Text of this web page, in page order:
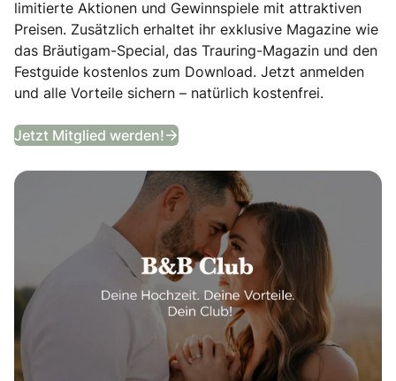
limitierte Aktionen und Gewinnspiele mit attraktiven
Preisen. Zusätzlich erhaltet ihr exklusive Magazine wie
das Bräutigam-Special, das Trauring-Magazin und den
Festguide kostenlos zum Download. Jetzt anmelden
und alle Vorteile sichern – natürlich kostenfrei.
Jetzt Mitglied werden! B&B Club